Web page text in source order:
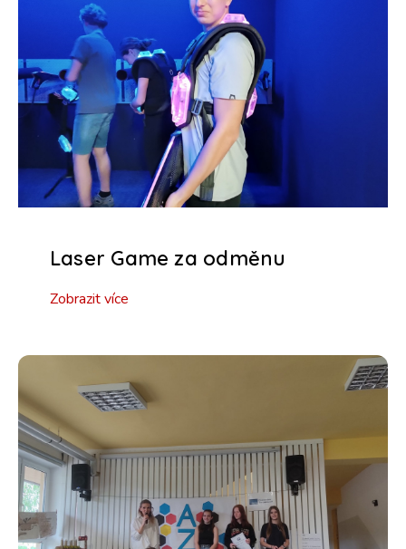
Laser Game za odměnu
Zobrazit více